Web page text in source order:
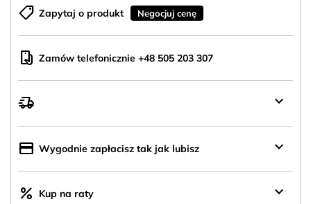
shoppingmode Zapytaj o produkt Negocjuj cenę
mobile_hand Zamów telefonicznie +48 505 203 307
delivery_truck_speed keyboard_arrow_down
credit_card Wygodnie zapłacisz tak jak lubisz keyboard_arrow_down
percent Kup na raty keyboard_arrow_down